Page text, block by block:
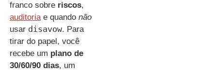
franco sobre riscos,
auditoriae quando não
usar disavow. Para
tirar do papel, você
recebe um plano de
30/60/90 dias, um